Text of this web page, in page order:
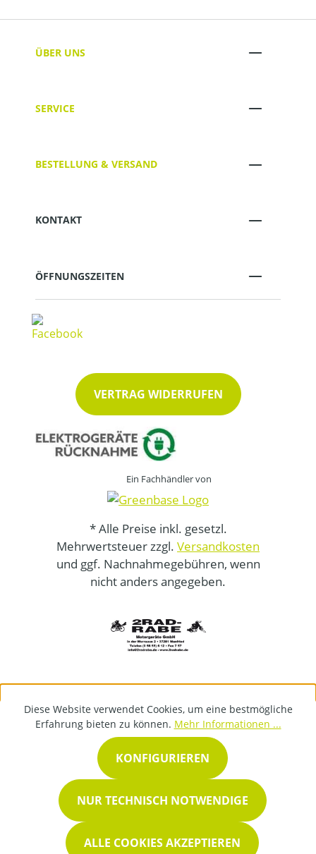
ÜBER UNS
SERVICE
BESTELLUNG & VERSAND
KONTAKT
ÖFFNUNGSZEITEN
VERTRAG WIDERRUFEN
Ein Fachhändler von
* Alle Preise inkl. gesetzl.
Mehrwertsteuer zzgl. Versandkosten
und ggf. Nachnahmegebühren, wenn
nicht anders angegeben.
Diese Website verwendet Cookies, um eine bestmögliche
Erfahrung bieten zu können. Mehr Informationen ...
NUR TECHNISCH NOTWENDIGE
KONFIGURIEREN
ALLE COOKIES AKZEPTIEREN